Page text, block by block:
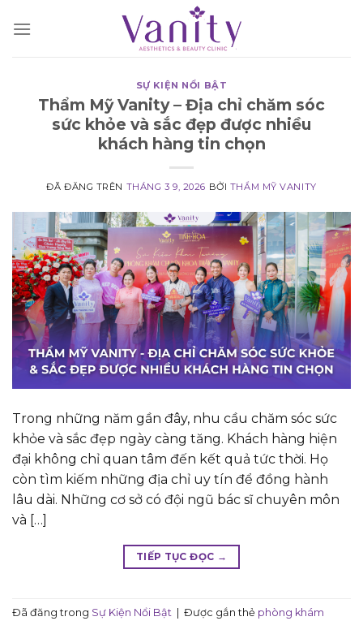
đến
SỰ KIỆN NỔI BẬT
Thẩm Mỹ Vanity – Địa chỉ chăm sóc
sức khỏe và sắc đẹp được nhiều
khách hàng tin chọn
ĐÃ ĐĂNG TRÊN THÁNG 3 9, 2026 BỞI THẨM MỸ VANITY
Trong những năm gần đây, nhu cầu chăm sóc sức
khỏe và sắc đẹp ngày càng tăng. Khách hàng hiện
đại không chỉ quan tâm đến kết quả tức thời. Họ
còn tìm kiếm những địa chỉ uy tín để đồng hành
lâu dài. Những cơ sở có đội ngũ bác sĩ chuyên môn
và […]
TIẾP TỤC ĐỌC →
Đã đăng trong Sự Kiện Nổi Bật Được gắn thẻ phòng khám